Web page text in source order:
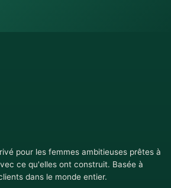
pour les femmes ambitieuses prêtes à
ce qu'elles ont construit. Basée à
dans le monde entier.